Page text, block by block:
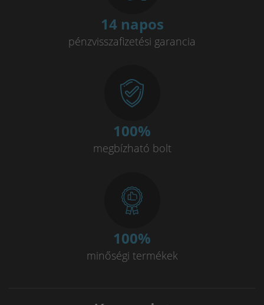
14 napos
pénzvisszafizetési garancia
100%
megbízható bolt
100%
minőségi termékek